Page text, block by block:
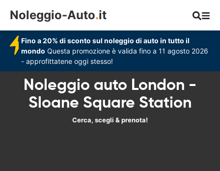
Noleggio-Auto.it
Fino a 20% di sconto sul noleggio di auto in tutto il
mondo Questa promozione è valida fino a 11 agosto 2026
- approfittatene oggi stesso!
Noleggio auto London -
Sloane Square Station
Cerca, scegli & prenota!